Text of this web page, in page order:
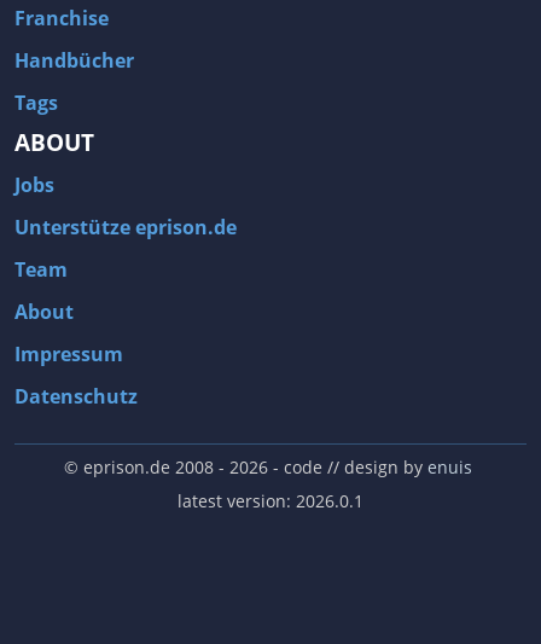
Franchise
Handbücher
Tags
ABOUT
Jobs
Unterstütze eprison.de
Team
About
Impressum
Datenschutz
© eprison.de 2008 - 2026- code // design by enuis
latest version: 2026.0.1